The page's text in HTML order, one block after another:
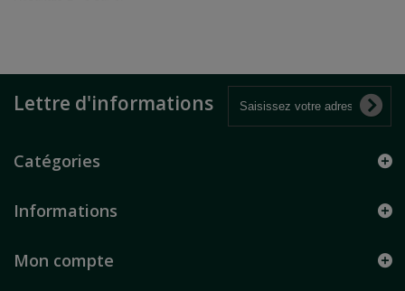
Lettre d'informations
Catégories
Informations
Mon compte